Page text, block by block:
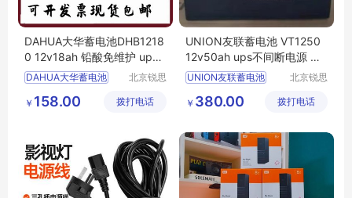
DAHUA大华蓄电池DHB1218
0 12v18ah 铅酸免维护 ups
不间断电源 正品
DAHUA大华蓄电池
铅酸免维护
北京锐思
技有限公
￥ 158.00 拨打电话
UNION友联蓄电池 VT1250
12v50ah ups不间断电源 消
防主机 医疗设备
UNION友联蓄电池
ups不间断电源
北京锐思
技有限公
￥ 380.00 拨打电话